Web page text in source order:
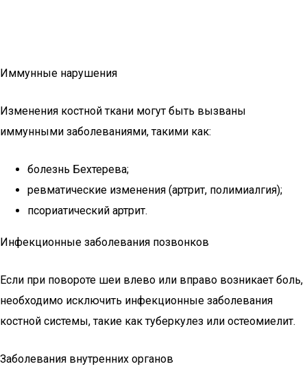
Иммунные нарушения
Изменения костной ткани могут быть вызваны
иммунными заболеваниями, такими как:
болезнь Бехтерева;
ревматические изменения (артрит, полимиалгия);
псориатический артрит.
Инфекционные заболевания позвонков
Если при повороте шеи влево или вправо возникает боль,
необходимо исключить инфекционные заболевания
костной системы, такие как туберкулез или остеомиелит.
Заболевания внутренних органов